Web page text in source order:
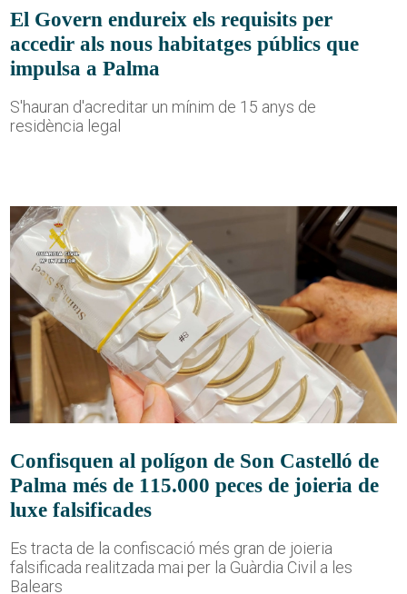
El Govern endureix els requisits per
accedir als nous habitatges públics que
impulsa a Palma
S'hauran d'acreditar un mínim de 15 anys de
residència legal
Confisquen al polígon de Son Castelló de
Palma més de 115.000 peces de joieria de
luxe falsificades
Es tracta de la confiscació més gran de joieria
falsificada realitzada mai per la Guàrdia Civil a les
Balears